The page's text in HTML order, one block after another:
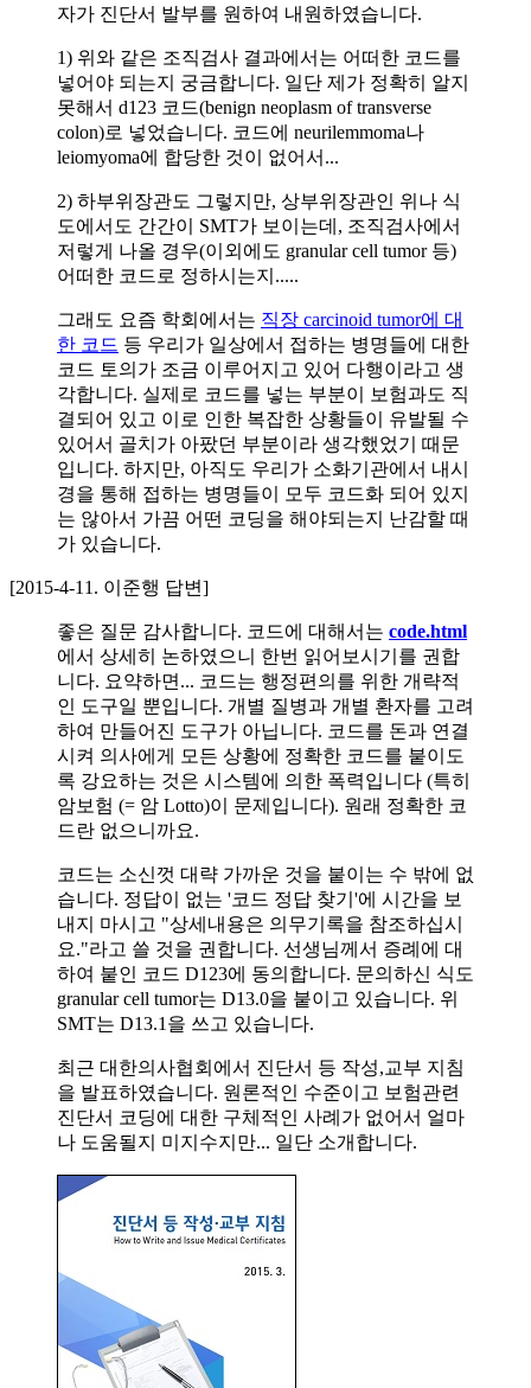
자가 진단서 발부를 원하여 내원하였습니다.
1) 위와 같은 조직검사 결과에서는 어떠한 코드를
넣어야 되는지 궁금합니다. 일단 제가 정확히 알지
못해서 d123 코드(benign neoplasm of transverse
colon)로 넣었습니다. 코드에 neurilemmoma나
leiomyoma에 합당한 것이 없어서...
2) 하부위장관도 그렇지만, 상부위장관인 위나 식
도에서도 간간이 SMT가 보이는데, 조직검사에서
저렇게 나올 경우(이외에도 granular cell tumor 등)
어떠한 코드로 정하시는지.....
그래도 요즘 학회에서는 직장 carcinoid tumor에 대
한 코드 등 우리가 일상에서 접하는 병명들에 대한
코드 토의가 조금 이루어지고 있어 다행이라고 생
각합니다. 실제로 코드를 넣는 부분이 보험과도 직
결되어 있고 이로 인한 복잡한 상황들이 유발될 수
있어서 골치가 아팠던 부분이라 생각했었기 때문
입니다. 하지만, 아직도 우리가 소화기관에서 내시
경을 통해 접하는 병명들이 모두 코드화 되어 있지
는 않아서 가끔 어떤 코딩을 해야되는지 난감할 때
가 있습니다.
[2015-4-11. 이준행 답변]
좋은 질문 감사합니다. 코드에 대해서는 code.html
에서 상세히 논하였으니 한번 읽어보시기를 권합
니다. 요약하면... 코드는 행정편의를 위한 개략적
인 도구일 뿐입니다. 개별 질병과 개별 환자를 고려
하여 만들어진 도구가 아닙니다. 코드를 돈과 연결
시켜 의사에게 모든 상황에 정확한 코드를 붙이도
록 강요하는 것은 시스템에 의한 폭력입니다 (특히
암보험 (= 암 Lotto)이 문제입니다). 원래 정확한 코
드란 없으니까요.
코드는 소신껏 대략 가까운 것을 붙이는 수 밖에 없
습니다. 정답이 없는 '코드 정답 찾기'에 시간을 보
내지 마시고 "상세내용은 의무기록을 참조하십시
요."라고 쓸 것을 권합니다. 선생님께서 증례에 대
하여 붙인 코드 D123에 동의합니다. 문의하신 식도
granular cell tumor는 D13.0을 붙이고 있습니다. 위
SMT는 D13.1을 쓰고 있습니다.
최근 대한의사협회에서 진단서 등 작성,교부 지침
을 발표하였습니다. 원론적인 수준이고 보험관련
진단서 코딩에 대한 구체적인 사례가 없어서 얼마
나 도움될지 미지수지만... 일단 소개합니다.